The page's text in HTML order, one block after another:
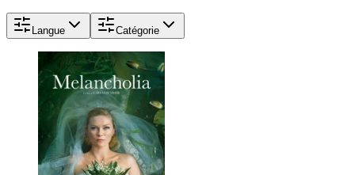
Langue Catégorie